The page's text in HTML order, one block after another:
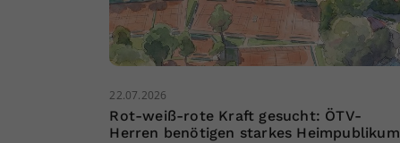
22.07.2026
Rot-weiß-rote Kraft gesucht: ÖTV-
Herren benötigen starkes Heimpublikum